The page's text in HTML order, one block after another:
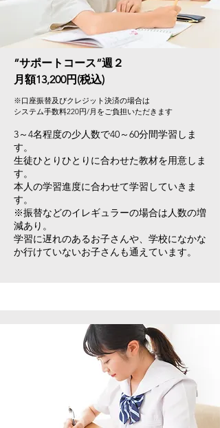
”サポートコース”週２
月額13,200円(税込)
※口座振替及びクレジット決済の場合は
​システム手数料220円/月をご負担いただきます
3～4名程度の少人数で40～60分間学習しま
す。
生徒ひとりひとりに合わせた教材を用意しま
す。
本人の学習進度に合わせて学習していきま
す。
※振替などのイレギュラーの場合は人数の増
減あり​。
学習に遅れのあるお子さんや、学校になかな
か行けていないお子さんも通えています。​